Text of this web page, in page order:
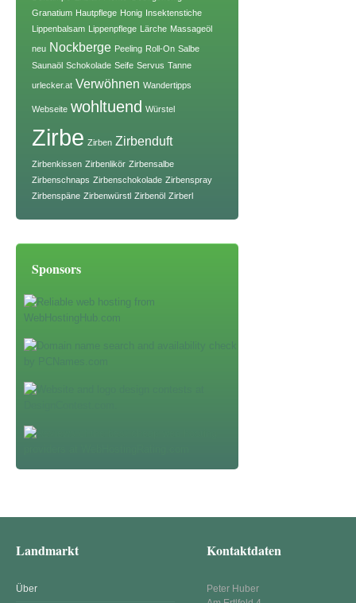
Granatium Hautpflege Honig Insektenstiche
Lippenbalsam Lippenpflege Lärche Massageöl
neu Nockberge Peeling Roll-On Salbe
Saunaöl Schokolade Seife Servus Tanne
urlecker.at Verwöhnen Wandertipps
Webseite wohltuend Würstel
Zirbe Zirben Zirbenduft
Zirbenkissen Zirbenlikör Zirbensalbe
Zirbenschnaps Zirbenschokolade Zirbenspray
Zirbenspäne Zirbenwürstl Zirbenöl Zirberl
Sponsors
Landmarkt
Über
Kontaktdaten
Peter Huber